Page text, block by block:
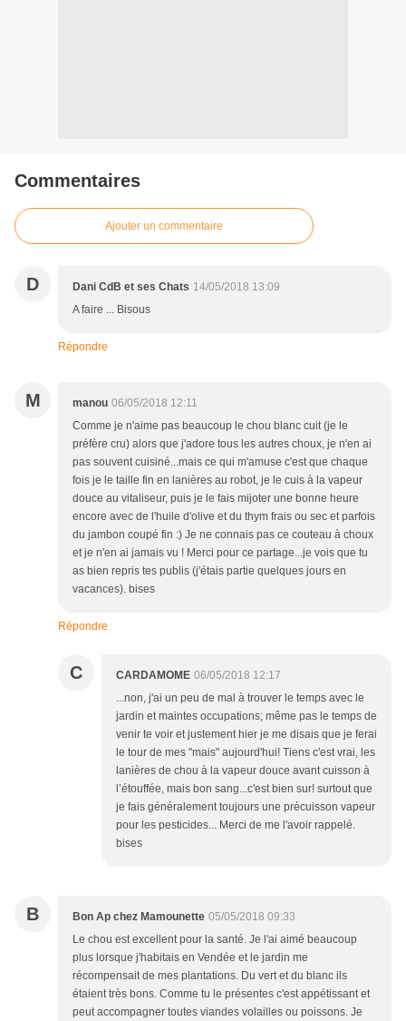
Commentaires
Ajouter un commentaire
D Dani CdB et ses Chats 14/05/2018 13:09
A faire ... Bisous
Répondre
M manou 06/05/2018 12:11
Comme je n'aime pas beaucoup le chou blanc cuit (je le
préfère cru) alors que j'adore tous les autres choux, je n'en ai
pas souvent cuisiné...mais ce qui m'amuse c'est que chaque
fois je le taille fin en lanières au robot, je le cuis à la vapeur
douce au vitaliseur, puis je le fais mijoter une bonne heure
encore avec de l'huile d'olive et du thym frais ou sec et parfois
du jambon coupé fin :) Je ne connais pas ce couteau à choux
et je n'en ai jamais vu ! Merci pour ce partage...je vois que tu
as bien repris tes publis (j'étais partie quelques jours en
vacances). bises
Répondre
C CARDAMOME 06/05/2018 12:17
...non, j'ai un peu de mal à trouver le temps avec le
jardin et maintes occupations; même pas le temps de
venir te voir et justement hier je me disais que je ferai
le tour de mes "mais" aujourd'hui! Tiens c'est vrai, les
lanières de chou à la vapeur douce avant cuisson à
l’étouffée, mais bon sang...c'est bien sur! surtout que
je fais généralement toujours une précuisson vapeur
pour les pesticides... Merci de me l'avoir rappelé.
bises
B Bon Ap chez Mamounette 05/05/2018 09:33
Le chou est excellent pour la santé. Je l'ai aimé beaucoup
plus lorsque j'habitais en Vendée et le jardin me
récompensait de mes plantations. Du vert et du blanc ils
étaient très bons. Comme tu le présentes c'est appétissant et
peut accompagner toutes viandes volailles ou poissons. Je